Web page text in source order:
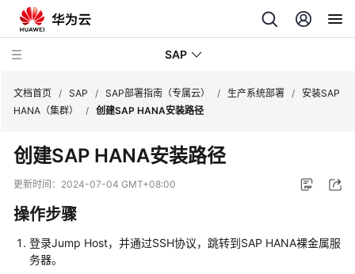
SAP
SAP
技
术
册
SAP
特
文档首页 / SAP / SAP部署指南（专属云） / 生产系统部署 / 安装SAP
HANA（集群）
/ 创建SAP HANA安装路径
创建SAP HANA安装路径
更新时间： 2024-07-04 GMT+08:00
操作步骤
登录Jump Host，并通过SSH协议，跳转到SAP HANA裸金属服
务器。